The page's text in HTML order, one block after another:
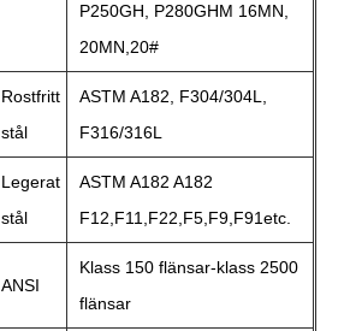
P250GH, P280GHM 16MN,
20MN,20#
Rostfritt
stål
ASTM A182, F304/304L,
F316/316L
Legerat
stål
ASTM A182 A182
F12,F11,F22,F5,F9,F91etc.
ANSI
Klass 150 flänsar-klass 2500
flänsar